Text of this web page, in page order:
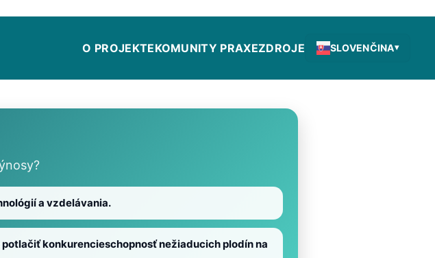
O PROJEKTEKOMUNITY PRAXEZDROJE SLOVENČINA▾
a vzdelávania.
konkurencieschopnosť nežiaducich plodín na